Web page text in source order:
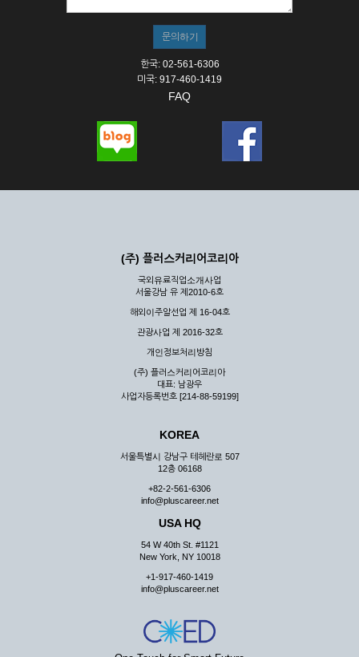
한국: 02-561-6306
미국: 917-460-1419
FAQ
(주) 플러스커리어코리아
국외유료직업소개사업
서울강남 유 제2010-6호
해외이주알선업 제 16-04호
관광사업 제 2016-32호
개인정보처리방침
(주) 플러스커리어코리아
대표: 남광우
사업자등록번호 [214-88-59199]
KOREA
서울특별시 강남구 테헤란로 507
12층 06168
+82-2-561-6306
info@pluscareer.net
USA HQ
54 W 40th St. #1121
New York, NY 10018
+1-917-460-1419
info@pluscareer.net